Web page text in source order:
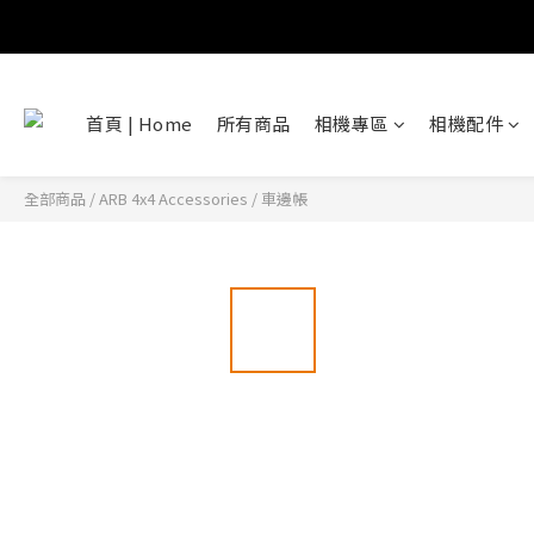
首頁 | Home 所有商品 相機專區 相機配件
全部商品 /ARB 4x4 Accessories /車邊帳